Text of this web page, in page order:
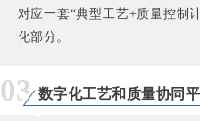
对应一套“典型工艺+质量控制
化部分。
03 数字化工艺和质量协同